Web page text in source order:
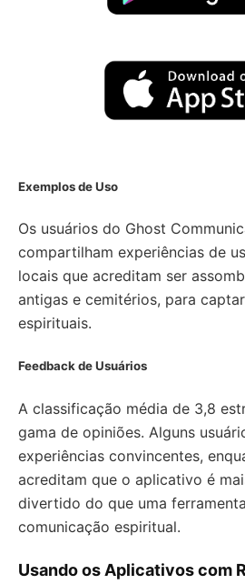
Exemplos de Uso
Os usuários do Ghost
compartilham experiências de
locais que acreditam ser
antigas e cemitérios, para
espirituais.
Feedback de Usuários
A classificação média de 3,8
gama de opiniões. Alguns
experiências convincentes,
acreditam que o aplicativo é
divertido do que uma
comunicação espiritual.
Usando os Aplicativos com